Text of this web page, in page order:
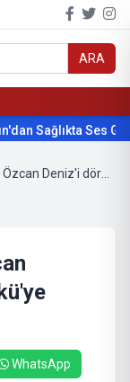
ARA
Sağlıkta Ses
Eyyub Hüseyinzade, Özcan Deniz'i dördüncü kez Bakü'ye getirdi
WhatsApp